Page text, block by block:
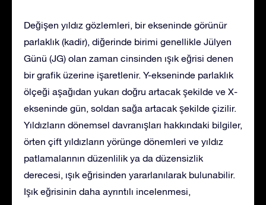
Değişen yıldız gözlemleri, bir ekseninde görünür
parlaklık (kadir), diğerinde birimi genellikle Jülyen
Günü (JG) olan zaman cinsinden ışık eğrisi denen
bir grafik üzerine işaretlenir. Y-ekseninde parlaklık
ölçeği aşağıdan yukarı doğru artacak şekilde ve X-
ekseninde gün, soldan sağa artacak şekilde çizilir.
Yıldızların dönemsel davranışları hakkındaki bilgiler,
örten çift yıldızların yörünge dönemleri ve yıldız
patlamalarının düzenlilik ya da düzensizlik
derecesi, ışık eğrisinden yararlanılarak bulunabilir.
Işık eğrisinin daha ayrıntılı incelenmesi,